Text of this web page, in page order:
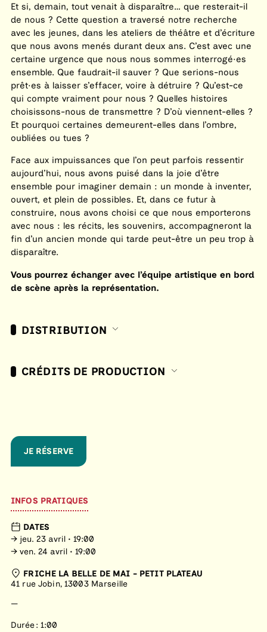
Et si, demain, tout venait à disparaître… que resterait-il
de nous ? Cette question a traversé notre recherche
avec les jeunes, dans les ateliers de théâtre et d’écriture
que nous avons menés durant deux ans. C’est avec une
certaine urgence que nous nous sommes interrogé·es
ensemble. Que faudrait-il sauver ? Que serions-nous
prêt·es à laisser s’effacer, voire à détruire ? Qu’est-ce
qui compte vraiment pour nous ? Quelles histoires
choisissons-nous de transmettre ? D’où viennent-elles ?
Et pourquoi certaines demeurent-elles dans l’ombre,
oubliées ou tues ?
Face aux impuissances que l’on peut parfois ressentir
aujourd’hui, nous avons puisé dans la joie d’être
ensemble pour imaginer demain : un monde à inventer,
ouvert, et plein de possibles. Et, dans ce futur à
construire, nous avons choisi ce que nous emporterons
avec nous : les récits, les souvenirs, accompagneront la
fin d’un ancien monde qui tarde peut-être un peu trop à
disparaître.
Vous pourrez échanger avec l’équipe artistique en bord
de scène après la représentation.
DISTRIBUTION
CRÉDITS DE PRODUCTION
JE RÉSERVE
INFOS PRATIQUES
DATES
→ jeu. 23 avril • 19:00
→ ven. 24 avril • 19:00
FRICHE LA BELLE DE MAI - PETIT PLATEAU
41 rue Jobin, 13003 Marseille
—
Durée : 1:00